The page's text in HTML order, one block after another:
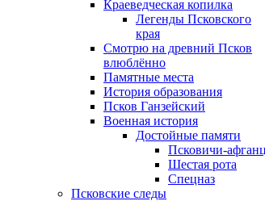
Краеведческая копилка
Легенды Псковского
края
Смотрю на древний Псков
влюблённо
Памятные места
История образования
Псков Ганзейский
Военная история
Достойные памяти
Псковичи-
Шестая рота
Спецназ
Псковские следы